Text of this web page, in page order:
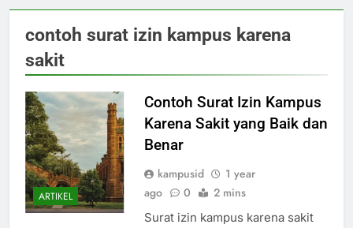
contoh surat izin kampus karena
sakit
ARTIKEL
Contoh Surat Izin Kampus
Karena Sakit yang Baik dan
Benar
kampusid
1 year
ago
0 2 mins
Surat izin kampus karena sakit